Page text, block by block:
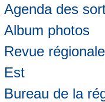
Agenda des
Album photos
Revue régionale
Est
Bureau de la